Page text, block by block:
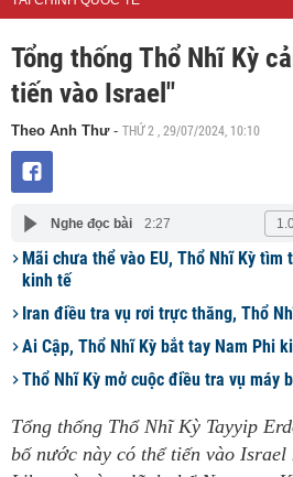
Tổng thống Thổ Nhĩ Kỳ
tiến vào Israel"
Theo Anh Thư - THỨ 2 , 29/07/2024, 10:10
Nghe đọc bài 2:27
Mãi chưa thể vào EU, Thổ Nhĩ Kỳ tìm
kinh tế
Iran điều tra vụ rơi trực thăng, Thổ
Ai Cập, Thổ Nhĩ Kỳ bắt tay Nam Phi
Thổ Nhĩ Kỳ mở cuộc điều tra vụ máy
Tổng thống Thổ Nhĩ Kỳ Tayyip
bố nước này có thể tiến vào